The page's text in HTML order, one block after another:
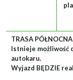
TRASA PÓŁNOCNA
Istnieje możliwość
autokaru.
Wyjazd BĘDZIE